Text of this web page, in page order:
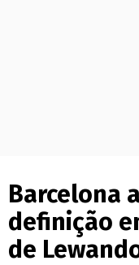
Barcelona
definição
de